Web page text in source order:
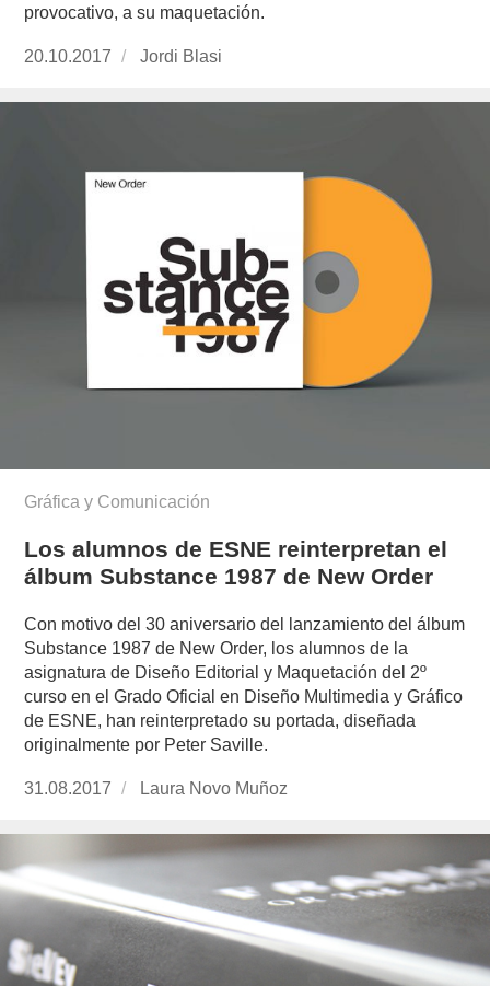
provocativo, a su maquetación.
Publicado
20.10.2017
https://www.experimenta.es/author/jordi-
Jordi Blasi
Gráfica y Comunicación
Los alumnos de ESNE reinterpretan el
álbum Substance 1987 de New Order
Con motivo del 30 aniversario del lanzamiento del álbum
Substance 1987 de New Order, los alumnos de la
asignatura de Diseño Editorial y Maquetación del 2º
curso en el Grado Oficial en Diseño Multimedia y Gráfico
de ESNE, han reinterpretado su portada, diseñada
originalmente por Peter Saville.
Publicado
31.08.2017
https://www.experimenta.es/author/laura-
Laura Novo Muñoz